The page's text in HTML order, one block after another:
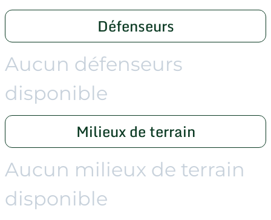
Défenseurs
Aucun défenseurs
disponible
Milieux de terrain
Aucun milieux de terrain
disponible